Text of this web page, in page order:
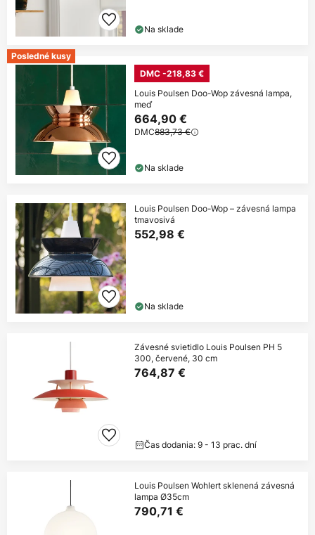
Na sklade
Posledné kusy
DMC -218,83 €
Louis Poulsen Doo-Wop závesná lampa,
meď
664,90 €
DMC883,73 €
Na sklade
Louis Poulsen Doo-Wop – závesná lampa
tmavosivá
552,98 €
Na sklade
Závesné svietidlo Louis Poulsen PH 5
300, červené, 30 cm
764,87 €
Čas dodania: 9 - 13 prac. dní
Louis Poulsen Wohlert sklenená závesná
lampa Ø35cm
790,71 €